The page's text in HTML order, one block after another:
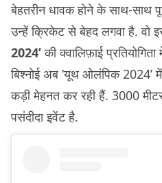
बेहतरीन धावक होने के साथ-साथ
उन्हें क्रिकेट से बेहद लगवा है. वो
2024’की क्वालिफ़ाई
बिश्नोई अब ‘यूथ ओलंपिक 2024’
कड़ी मेहनत कर रही हैं. 3000 मीटर
पसंदीदा इवेंट है.